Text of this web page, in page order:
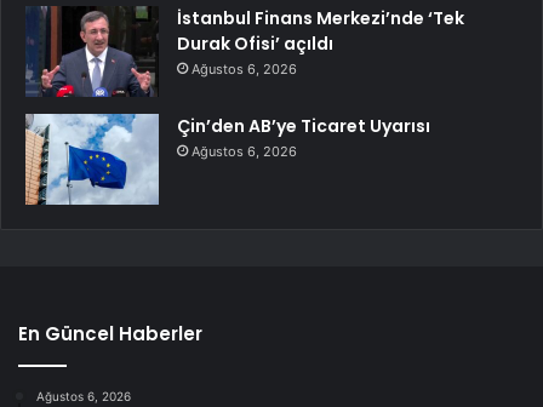
İstanbul Finans Merkezi’nde ‘Tek
Durak Ofisi’ açıldı
Ağustos 6, 2026
Çin’den AB’ye Ticaret Uyarısı
Ağustos 6, 2026
En Güncel Haberler
Ağustos 6, 2026